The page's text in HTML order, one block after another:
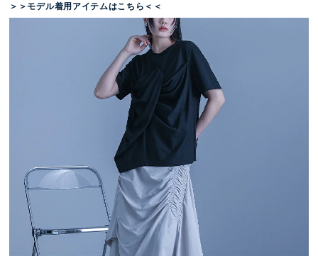
＞＞モデル着用アイテムはこちら＜＜